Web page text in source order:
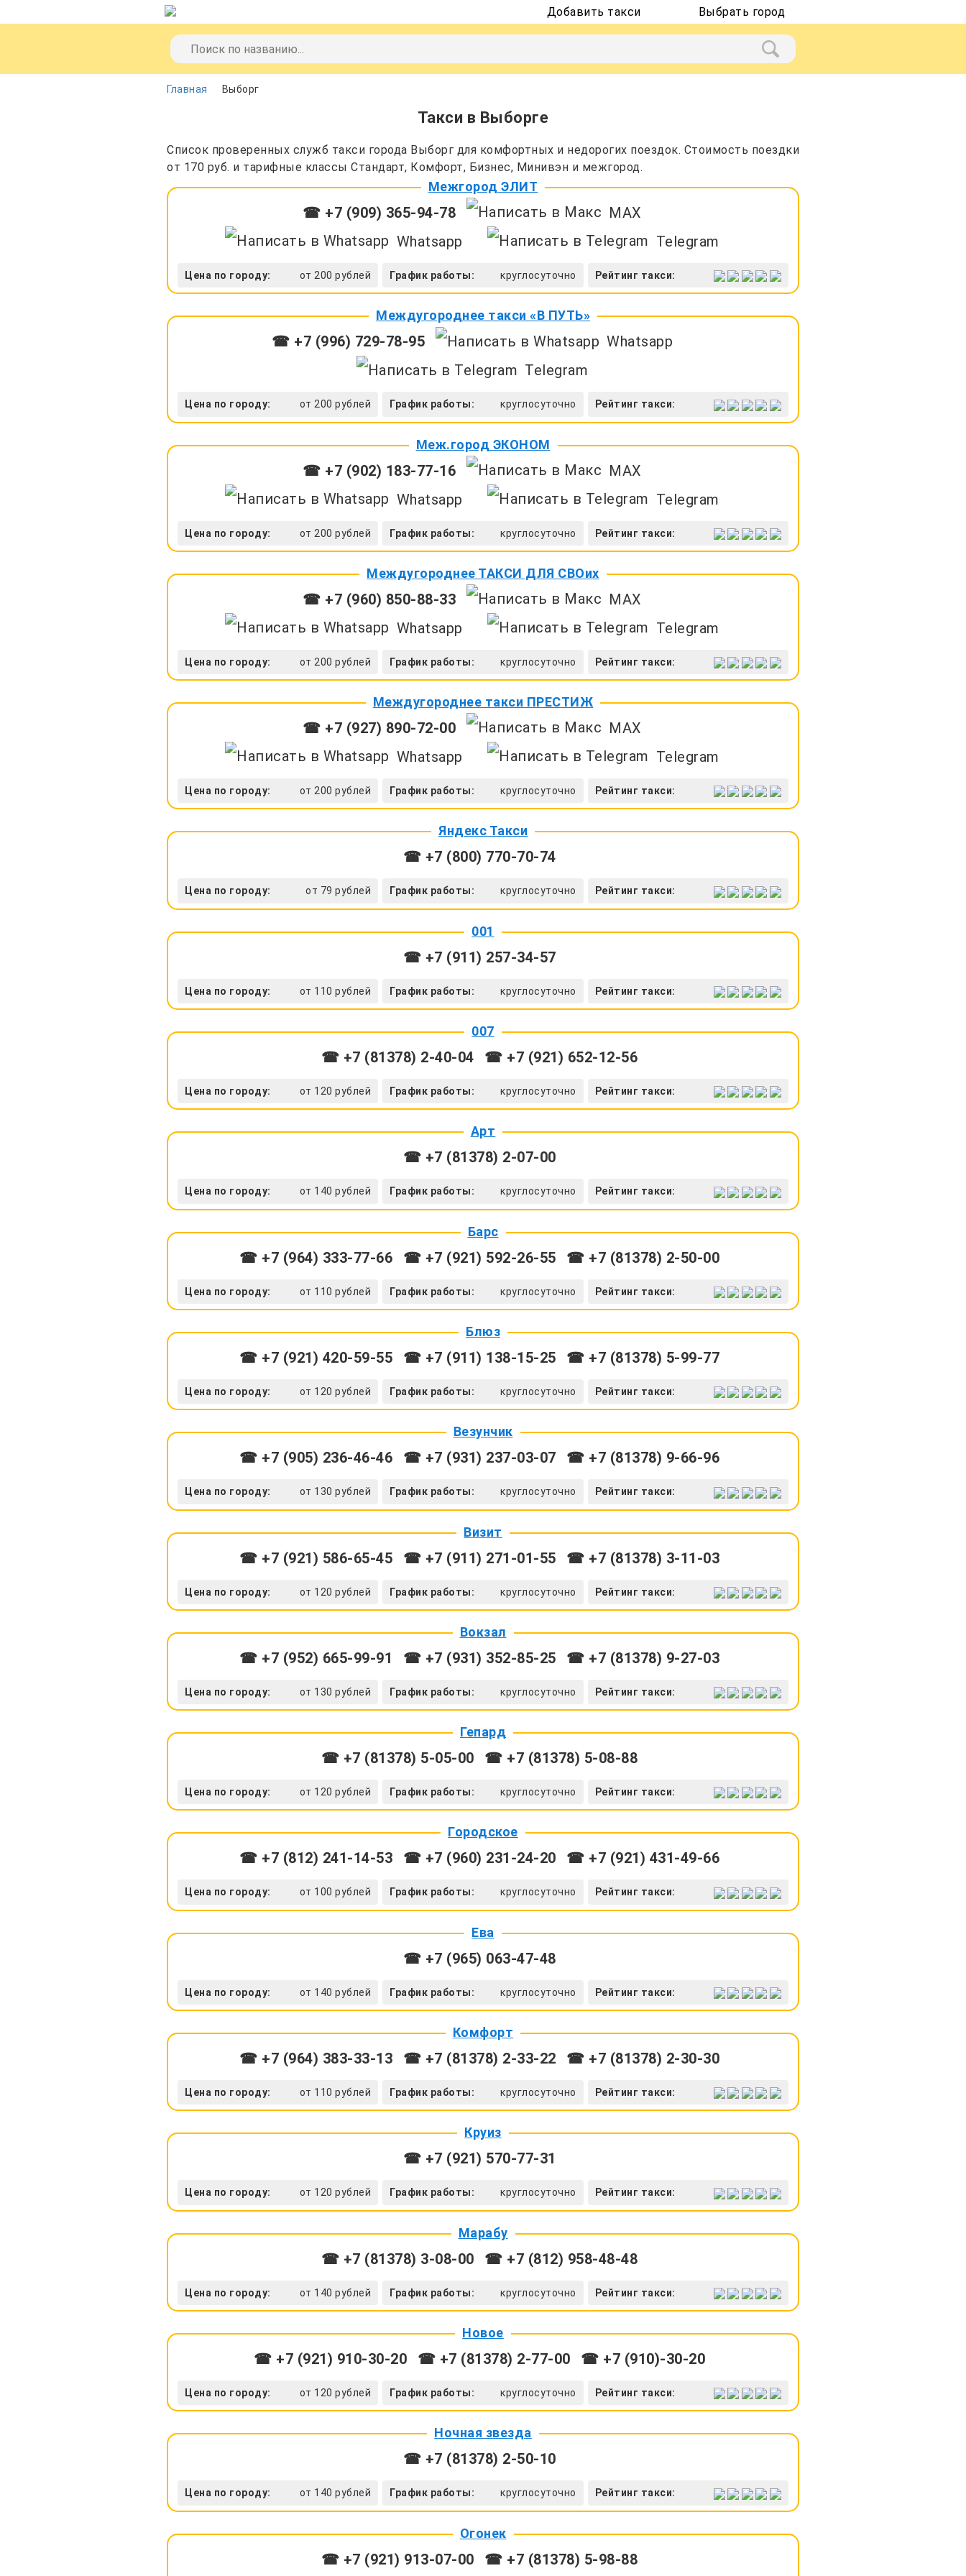
Добавить такси Выбрать город
Главная Выборг
Такси в Выборге
Список проверенных служб такси города Выборг для комфортных и недорогих поездок. Стоимость поездки
от 170 руб. и тарифные классы Стандарт, Комфорт, Бизнес, Минивэн и межгород.
Межгород ЭЛИТ
☎ +7 (909) 365-94-78
MAX
Whatsapp
Telegram
Цена по городу: от 200 рублей График работы: круглосуточно Рейтинг такси:
Междугороднее такси «В ПУТЬ»
☎ +7 (996) 729-78-95
Whatsapp
Telegram
Цена по городу: от 200 рублей График работы: круглосуточно Рейтинг такси:
Меж.город ЭКОНОМ
☎ +7 (902) 183-77-16
MAX
Whatsapp
Telegram
Цена по городу: от 200 рублей График работы: круглосуточно Рейтинг такси:
Междугороднее ТАКСИ ДЛЯ СВОих
☎ +7 (960) 850-88-33
MAX
Whatsapp
Telegram
Цена по городу: от 200 рублей График работы: круглосуточно Рейтинг такси:
Междугороднее такси ПРЕСТИЖ
☎ +7 (927) 890-72-00
MAX
Whatsapp
Telegram
Цена по городу: от 200 рублей График работы: круглосуточно Рейтинг такси:
Яндекс Такси
☎ +7 (800) 770-70-74
Цена по городу: от 79 рублей График работы: круглосуточно Рейтинг такси:
001
☎ +7 (911) 257-34-57
Цена по городу: от 110 рублей График работы: круглосуточно Рейтинг такси:
007
☎ +7 (81378) 2-40-04 ☎ +7 (921) 652-12-56
Цена по городу: от 120 рублей График работы: круглосуточно Рейтинг такси:
Арт
☎ +7 (81378) 2-07-00
Цена по городу: от 140 рублей График работы: круглосуточно Рейтинг такси:
Барс
☎ +7 (964) 333-77-66 ☎ +7 (921) 592-26-55 ☎ +7 (81378) 2-50-00
Цена по городу: от 110 рублей График работы: круглосуточно Рейтинг такси:
Блюз
☎ +7 (921) 420-59-55 ☎ +7 (911) 138-15-25 ☎ +7 (81378) 5-99-77
Цена по городу: от 120 рублей График работы: круглосуточно Рейтинг такси:
Везунчик
☎ +7 (905) 236-46-46 ☎ +7 (931) 237-03-07 ☎ +7 (81378) 9-66-96
Цена по городу: от 130 рублей График работы: круглосуточно Рейтинг такси:
Визит
☎ +7 (921) 586-65-45 ☎ +7 (911) 271-01-55 ☎ +7 (81378) 3-11-03
Цена по городу: от 120 рублей График работы: круглосуточно Рейтинг такси:
Вокзал
☎ +7 (952) 665-99-91 ☎ +7 (931) 352-85-25 ☎ +7 (81378) 9-27-03
Цена по городу: от 130 рублей График работы: круглосуточно Рейтинг такси:
Гепард
☎ +7 (81378) 5-05-00 ☎ +7 (81378) 5-08-88
Цена по городу: от 120 рублей График работы: круглосуточно Рейтинг такси:
Городское
☎ +7 (812) 241-14-53 ☎ +7 (960) 231-24-20 ☎ +7 (921) 431-49-66
Цена по городу: от 100 рублей График работы: круглосуточно Рейтинг такси:
Ева
☎ +7 (965) 063-47-48
Цена по городу: от 140 рублей График работы: круглосуточно Рейтинг такси:
Комфорт
☎ +7 (964) 383-33-13 ☎ +7 (81378) 2-33-22 ☎ +7 (81378) 2-30-30
Цена по городу: от 110 рублей График работы: круглосуточно Рейтинг такси:
Круиз
☎ +7 (921) 570-77-31
Цена по городу: от 120 рублей График работы: круглосуточно Рейтинг такси:
Марабу
☎ +7 (81378) 3-08-00 ☎ +7 (812) 958-48-48
Цена по городу: от 140 рублей График работы: круглосуточно Рейтинг такси:
Новое
☎ +7 (921) 910-30-20 ☎ +7 (81378) 2-77-00 ☎ +7 (910)-30-20
Цена по городу: от 120 рублей График работы: круглосуточно Рейтинг такси:
Ночная звезда
☎ +7 (81378) 2-50-10
Цена по городу: от 140 рублей График работы: круглосуточно Рейтинг такси:
Огонек
☎ +7 (921) 913-07-00 ☎ +7 (81378) 5-98-88